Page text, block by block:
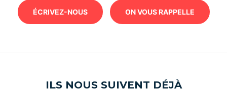
ÉCRIVEZ-NOUS ON VOUS RAPPELLE
ILS NOUS SUIVENT DÉJÀ